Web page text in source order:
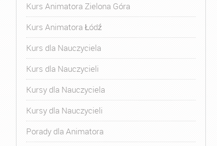
Kurs Animatora Zielona Góra
Kurs Animatora Łódź
Kurs dla Nauczyciela
Kurs dla Nauczycieli
Kursy dla Nauczyciela
Kursy dla Nauczycieli
Porady dla Animatora